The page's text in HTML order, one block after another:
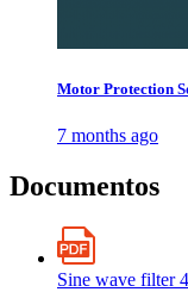
Motor Protection
7 months ago
Documentos
Sine wave filter